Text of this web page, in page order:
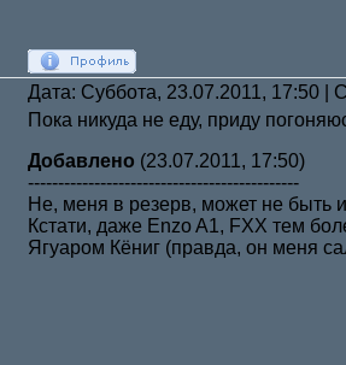
Дата: Суббота, 23.07.2011, 17:50 |
Пока никуда не еду, приду
Добавлено (23.07.2011, 17:50)
---------------------------------------------
Не, меня в резерв, может не быть
Кстати, даже Enzo A1, FXX тем
Ягуаром Кёниг (правда, он меня